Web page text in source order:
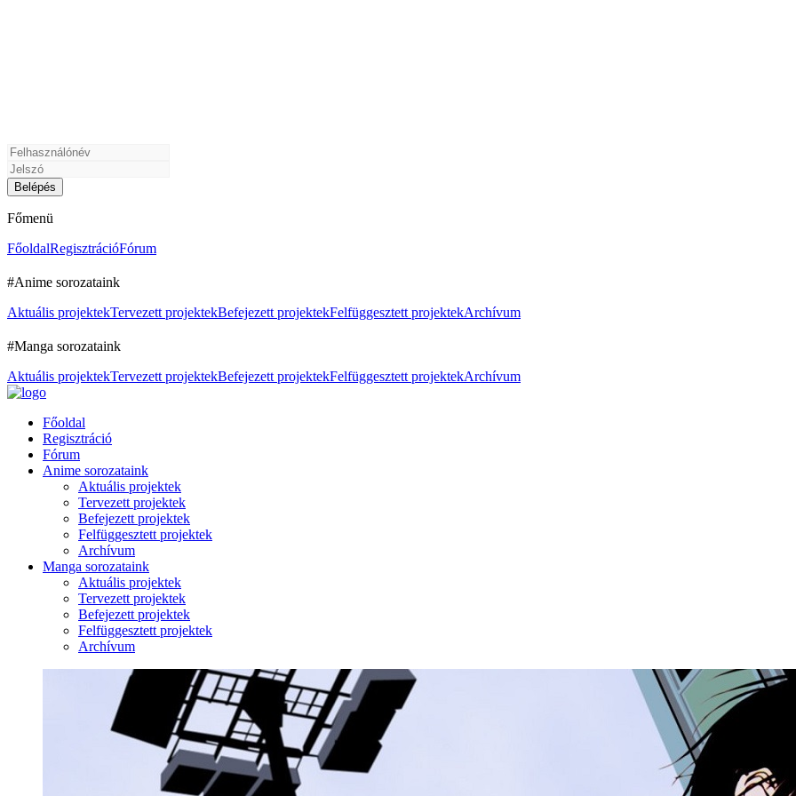
Főmenü
FőoldalRegisztrációFórum
#Anime sorozataink
Aktuális projektekTervezett projektekBefejezett projektekFelfüggesztett projektekArchívum
#Manga sorozataink
Aktuális projektekTervezett projektekBefejezett projektekFelfüggesztett projektekArchívum
Főoldal
Regisztráció
Fórum
Anime sorozataink
Aktuális projektek
Tervezett projektek
Befejezett projektek
Felfüggesztett projektek
Archívum
Manga sorozataink
Aktuális projektek
Tervezett projektek
Befejezett projektek
Felfüggesztett projektek
Archívum